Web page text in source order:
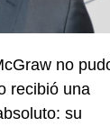
no
recibió una
su